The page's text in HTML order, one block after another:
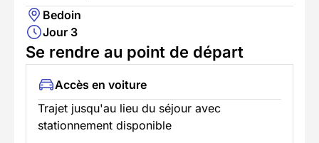
Bedoin
Jour 3
Se rendre au point de départ
Accès en voiture
Trajet jusqu'au lieu du séjour avec
stationnement disponible